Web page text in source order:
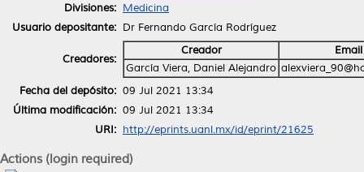
Divisiones: Medicina
Usuario depositante: Dr Fernando García Rodríguez
Creadores:
Creador
Email
García Viera, Daniel Alejandro
Fecha del depósito: 09 Jul 2021 13:34
Última modificación: 09 Jul 2021 13:34
URI: http://eprints.uanl.mx/id/eprint/21625
Actions (login required)